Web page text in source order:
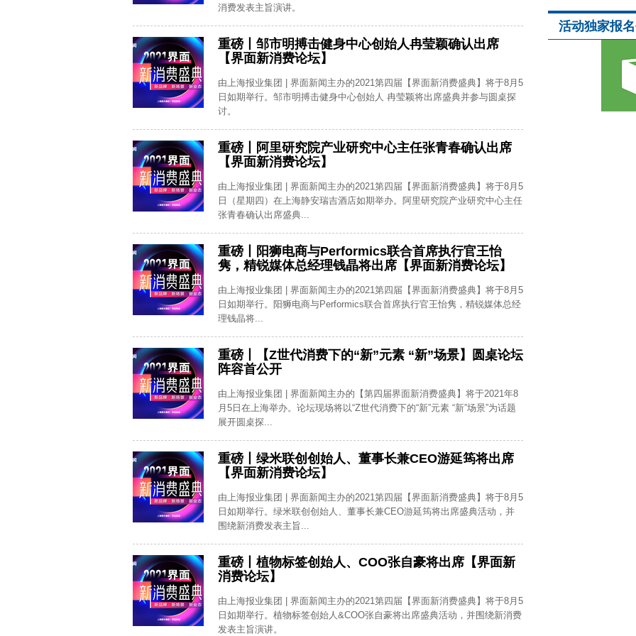
消费发表主旨演讲。
重磅丨邹市明搏击健身中心创始人冉莹颖确认出席
【界面新消费论坛】
由上海报业集团 | 界面新闻主办的2021第四届【界面新消费盛典】将于8月5
日如期举行。邹市明搏击健身中心创始人 冉莹颖将出席盛典并参与圆桌探
讨。
重磅丨阿里研究院产业研究中心主任张青春确认出席
【界面新消费论坛】
由上海报业集团 | 界面新闻主办的2021第四届【界面新消费盛典】将于8月5
日（星期四）在上海静安瑞吉酒店如期举办。阿里研究院产业研究中心主任
张青春确认出席盛典...
重磅丨阳狮电商与Performics联合首席执行官王怡
隽，精锐媒体总经理钱晶将出席【界面新消费论坛】
由上海报业集团 | 界面新闻主办的2021第四届【界面新消费盛典】将于8月5
日如期举行。阳狮电商与Performics联合首席执行官王怡隽，精锐媒体总经
理钱晶将...
重磅丨【Z世代消费下的“新”元素 “新”场景】圆桌论坛
阵容首公开
由上海报业集团 | 界面新闻主办的【第四届界面新消费盛典】将于2021年8
月5日在上海举办。论坛现场将以“Z世代消费下的“新”元素 “新”场景”为话题
展开圆桌探...
重磅丨绿米联创创始人、董事长兼CEO游延筠将出席
【界面新消费论坛】
由上海报业集团 | 界面新闻主办的2021第四届【界面新消费盛典】将于8月5
日如期举行。绿米联创创始人、董事长兼CEO游延筠将出席盛典活动，并
围绕新消费发表主旨...
重磅丨植物标签创始人、COO张自豪将出席【界面新
消费论坛】
由上海报业集团 | 界面新闻主办的2021第四届【界面新消费盛典】将于8月5
日如期举行。植物标签创始人&COO张自豪将出席盛典活动，并围绕新消费
发表主旨演讲。
活动独家报